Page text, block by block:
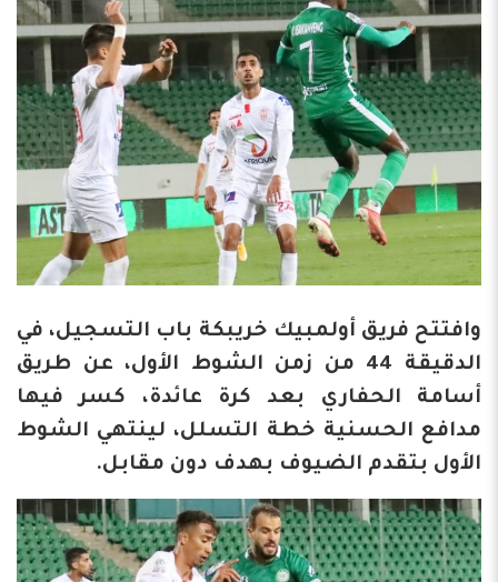
وافتتح فريق أولمبيك خريبكة باب التسجيل، في
الدقيقة 44 من زمن الشوط الأول، عن طريق
أسامة الحفاري بعد كرة عائدة، كسر فيها
مدافع الحسنية خطة التسلل، لينتهي الشوط
الأول بتقدم الضيوف بهدف دون مقابل.